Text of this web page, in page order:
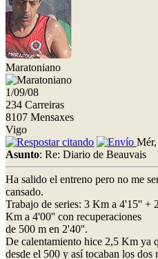
Maratoniano
1/09/08
234 Carreiras
8107 Mensaxes
Vigo
Asunto: Re: Diario de Beauvais
Ha salido el entreno pero no me
cansado.
Trabajo de series: 3 Km a 4'15''
Km a 4'00'' con recuperaciones
de 500 m en 2'40''.
De calentamiento hice 2,5 Km ya
desde el 500 y así tocaban los dos